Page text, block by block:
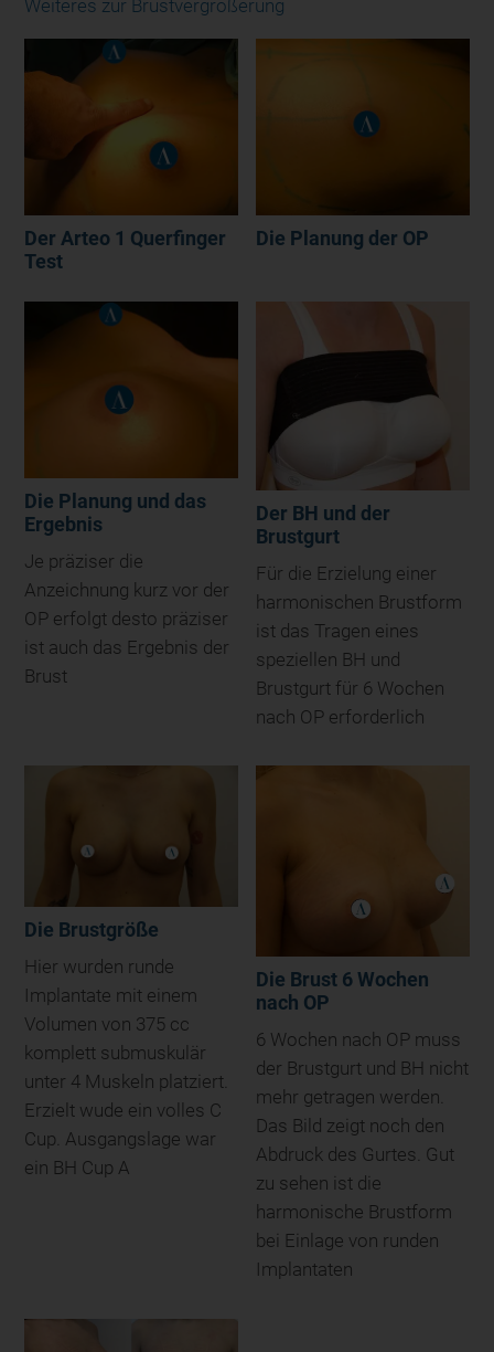
Weiteres zur Brustvergrößerung
Der Arteo 1 Querfinger
Test
Die Planung der OP
Die Planung und das
Ergebnis
Je präziser die
Anzeichnung kurz vor der
OP erfolgt desto präziser
ist auch das Ergebnis der
Brust
Der BH und der
Brustgurt
Für die Erzielung einer
harmonischen Brustform
ist das Tragen eines
speziellen BH und
Brustgurt für 6 Wochen
nach OP erforderlich
Die Brustgröße
Hier wurden runde
Implantate mit einem
Volumen von 375 cc
komplett submuskulär
unter 4 Muskeln platziert.
Erzielt wude ein volles C
Cup. Ausgangslage war
ein BH Cup A
Die Brust 6 Wochen
nach OP
6 Wochen nach OP muss
der Brustgurt und BH nicht
mehr getragen werden.
Das Bild zeigt noch den
Abdruck des Gurtes. Gut
zu sehen ist die
harmonische Brustform
bei Einlage von runden
Implantaten